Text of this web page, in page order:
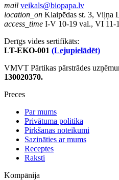
mail veikals@biopapa.lv
location_on Klaipēdas st. 3, Viļņa
access_time I-V 10-19 val., VI 11-
Derīgs vides sertifikāts:
LT-EKO-001 (Lejupielādēt)
VMVT Pārtikas pārstrādes
130020370.
Preces
Par mums
Privātuma politika
Pirkšanas noteikumi
Sazināties ar mums
Receptes
Raksti
Kompānija